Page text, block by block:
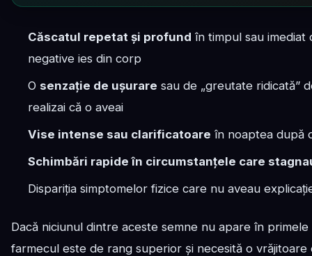
Căscatul repetat și profund în timpul sau
negative ies din corp
O senzație de ușurare sau de „greutate ridicată”
realizai că o aveai
Vise intense sau clarificatoare în noaptea după
Schimbări rapide în circumstanțele care
Dispariția simptomelor fizice care nu aveau
Dacă niciunul dintre aceste semne nu apare în
farmecul este de rang superior și necesită o